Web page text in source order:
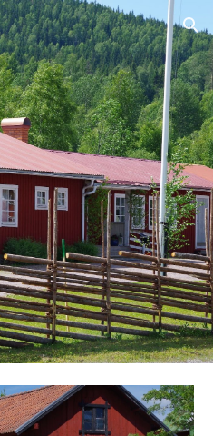
Skip to navigation